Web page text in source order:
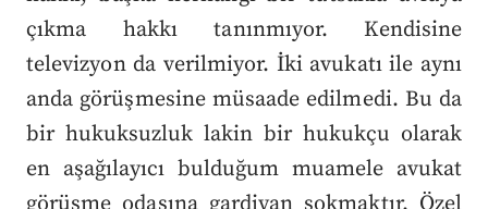
çıkma hakkı tanınmıyor. Kendisine
televizyon da verilmiyor. İki avukatı ile aynı
anda görüşmesine müsaade edilmedi. Bu da
bir hukuksuzluk lakin bir hukukçu olarak
en aşağılayıcı bulduğum muamele avukat